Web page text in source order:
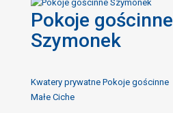
Pokoje gościnne
Szymonek
Kwatery prywatne Pokoje gościnne
Małe Ciche